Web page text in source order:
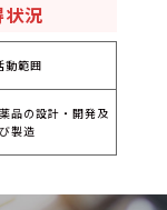
況
動範囲
品の設計・開発及
び製造